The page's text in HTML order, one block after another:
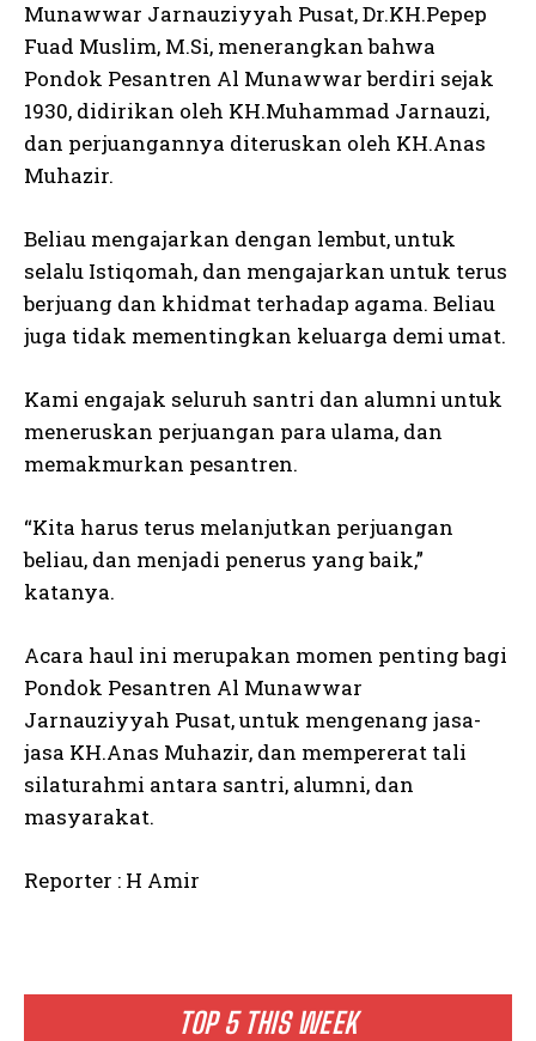
TOP 5 THIS WEEK
Munawwar Jarnauziyyah Pusat, Dr.KH.Pepep
Fuad Muslim, M.Si, menerangkan bahwa
Pondok Pesantren Al Munawwar berdiri sejak
1930, didirikan oleh KH.Muhammad Jarnauzi,
dan perjuangannya diteruskan oleh KH.Anas
Muhazir.
Beliau mengajarkan dengan lembut, untuk
selalu Istiqomah, dan mengajarkan untuk terus
berjuang dan khidmat terhadap agama. Beliau
juga tidak mementingkan keluarga demi umat.
Kami engajak seluruh santri dan alumni untuk
meneruskan perjuangan para ulama, dan
memakmurkan pesantren.
“Kita harus terus melanjutkan perjuangan
beliau, dan menjadi penerus yang baik,”
katanya.
Acara haul ini merupakan momen penting bagi
Pondok Pesantren Al Munawwar
Jarnauziyyah Pusat, untuk mengenang jasa-
jasa KH.Anas Muhazir, dan mempererat tali
silaturahmi antara santri, alumni, dan
masyarakat.
Reporter : H Amir